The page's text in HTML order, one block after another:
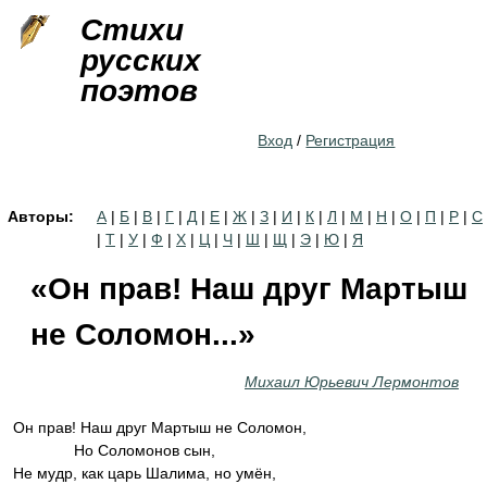
Стихи
русских
поэтов
Вход / Регистрация
Авторы: А | Б | В | Г | Д | Е | Ж | З | И | К | Л | М | Н | О | П | Р | С
| Т | У | Ф | Х | Ц | Ч | Ш | Щ | Э | Ю | Я
«Он прав! Наш друг Мартыш
не Соломон...»
Михаил Юрьевич Лермонтов
Он прав! Наш друг Мартыш не Соломон,
Но Соломонов сын,
Не мудр, как царь Шалима, но умён,